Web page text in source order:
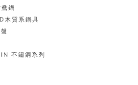
鍋
木質系鍋具
不鏽鋼系列